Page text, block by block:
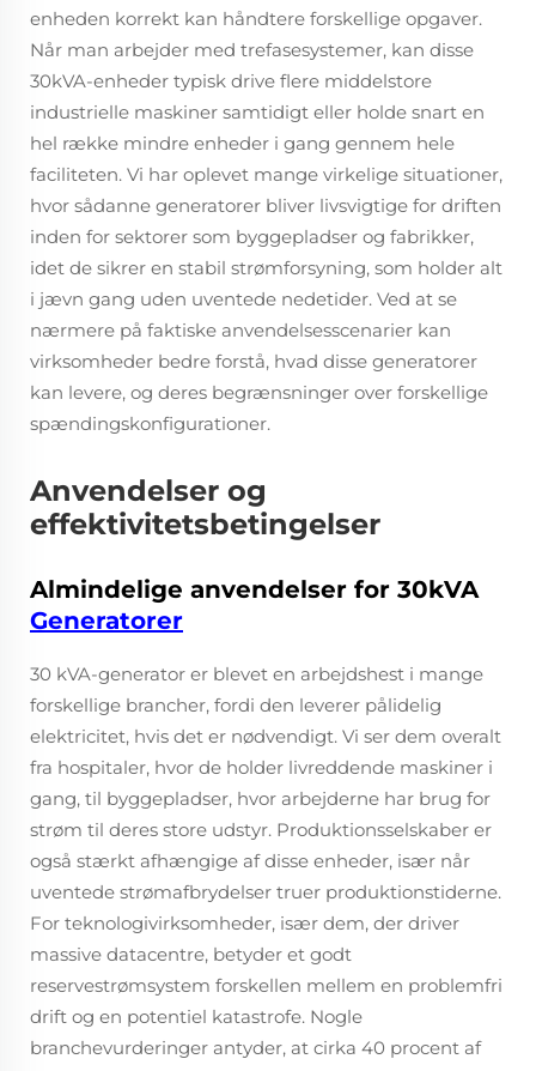
enheden korrekt kan håndtere forskellige opgaver.
Når man arbejder med trefasesystemer, kan disse
30kVA-enheder typisk drive flere middelstore
industrielle maskiner samtidigt eller holde snart en
hel række mindre enheder i gang gennem hele
faciliteten. Vi har oplevet mange virkelige situationer,
hvor sådanne generatorer bliver livsvigtige for driften
inden for sektorer som byggepladser og fabrikker,
idet de sikrer en stabil strømforsyning, som holder alt
i jævn gang uden uventede nedetider. Ved at se
nærmere på faktiske anvendelsesscenarier kan
virksomheder bedre forstå, hvad disse generatorer
kan levere, og deres begrænsninger over forskellige
spændingskonfigurationer.
Anvendelser og
effektivitetsbetingelser
Almindelige anvendelser for 30kVA
Generatorer
30 kVA-generator er blevet en arbejdshest i mange
forskellige brancher, fordi den leverer pålidelig
elektricitet, hvis det er nødvendigt. Vi ser dem overalt
fra hospitaler, hvor de holder livreddende maskiner i
gang, til byggepladser, hvor arbejderne har brug for
strøm til deres store udstyr. Produktionsselskaber er
også stærkt afhængige af disse enheder, især når
uventede strømafbrydelser truer produktionstiderne.
For teknologivirksomheder, især dem, der driver
massive datacentre, betyder et godt
reservestrømsystem forskellen mellem en problemfri
drift og en potentiel katastrofe. Nogle
branchevurderinger antyder, at cirka 40 procent af